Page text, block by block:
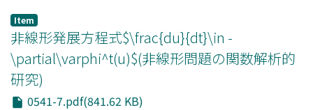
Item
非線形発展方程式$\frac{du}{dt}\in -
\partial\varphi^t(u)$(非線形問題の関数解析的
研究)
0541-7.pdf(841.62 KB)